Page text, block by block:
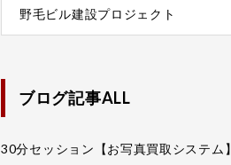
野毛ビル建設プロジェクト
ブログ記事ALL
30分セッション【お写真買取システム】